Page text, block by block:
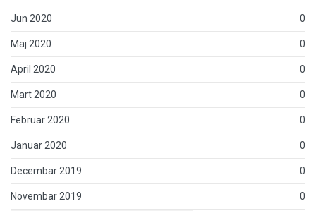
Jun 2020 0
Maj 2020 0
April 2020 0
Mart 2020 0
Februar 2020 0
Januar 2020 0
Decembar 2019 0
Novembar 2019 0